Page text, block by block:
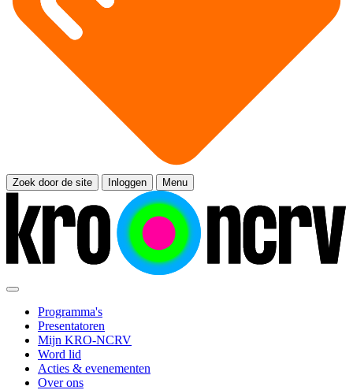
Zoek door de site Inloggen Menu
Programma's
Presentatoren
Mijn KRO-NCRV
Word lid
Acties & evenementen
Over ons